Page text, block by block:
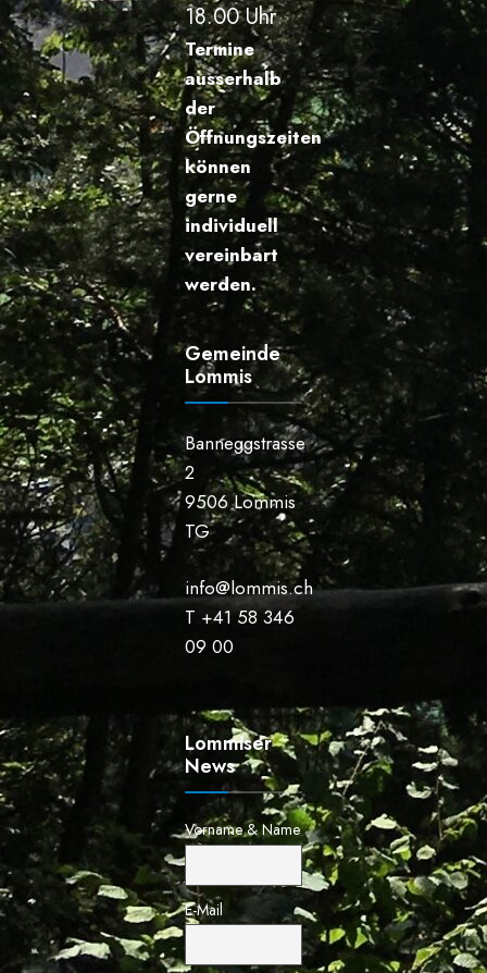
18.00 Uhr
Termine
ausserhalb
der
Öffnungszeiten
können
gerne
individuell
vereinbart
werden.
Gemeinde
Lommis
Banneggstrasse
2
9506 Lommis
TG
info@lommis.ch
T +41 58 346
09 00
Lommiser
News
Vorname & Name
E-Mail